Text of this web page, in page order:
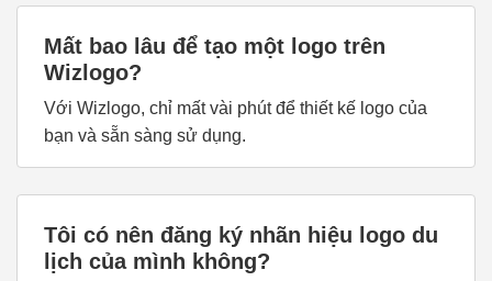
Mất bao lâu để tạo một logo trên
Wizlogo?
Với Wizlogo, chỉ mất vài phút để thiết kế logo của
bạn và sẵn sàng sử dụng.
Tôi có nên đăng ký nhãn hiệu logo du
lịch của mình không?